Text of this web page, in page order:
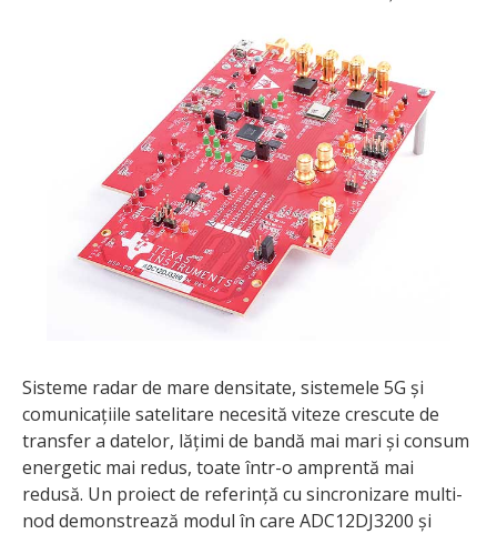
Sisteme radar de mare densitate, sistemele 5G și
comunicațiile satelitare necesită viteze crescute de
transfer a datelor, lățimi de bandă mai mari și consum
energetic mai redus, toate într-o amprentă mai
redusă. Un proiect de referință cu sincronizare multi-
nod demonstrează modul în care ADC12DJ3200 și